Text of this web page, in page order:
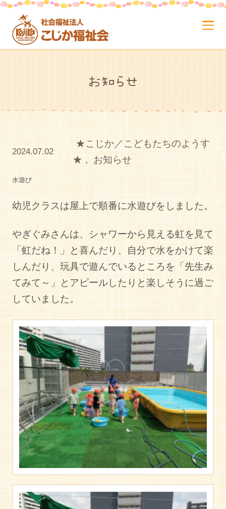
お知らせ
2024.07.02
★こじか／こどもたちのようす
★ , お知らせ
水遊び
幼児クラスは屋上で順番に水遊びをしました。
やぎぐみさんは、シャワーから見える虹を見て
「虹だね！」と喜んだり、自分で水をかけて楽
しんだり、玩具で遊んでいるところを「先生み
てみて～」とアピールしたりと楽しそうに過ご
していました。